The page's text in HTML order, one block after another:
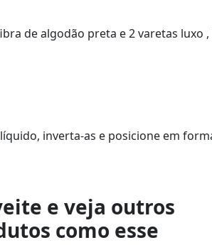
de algodão preta e 2 varetas luxo
inverta-as e posicione em
e veja outros
como esse